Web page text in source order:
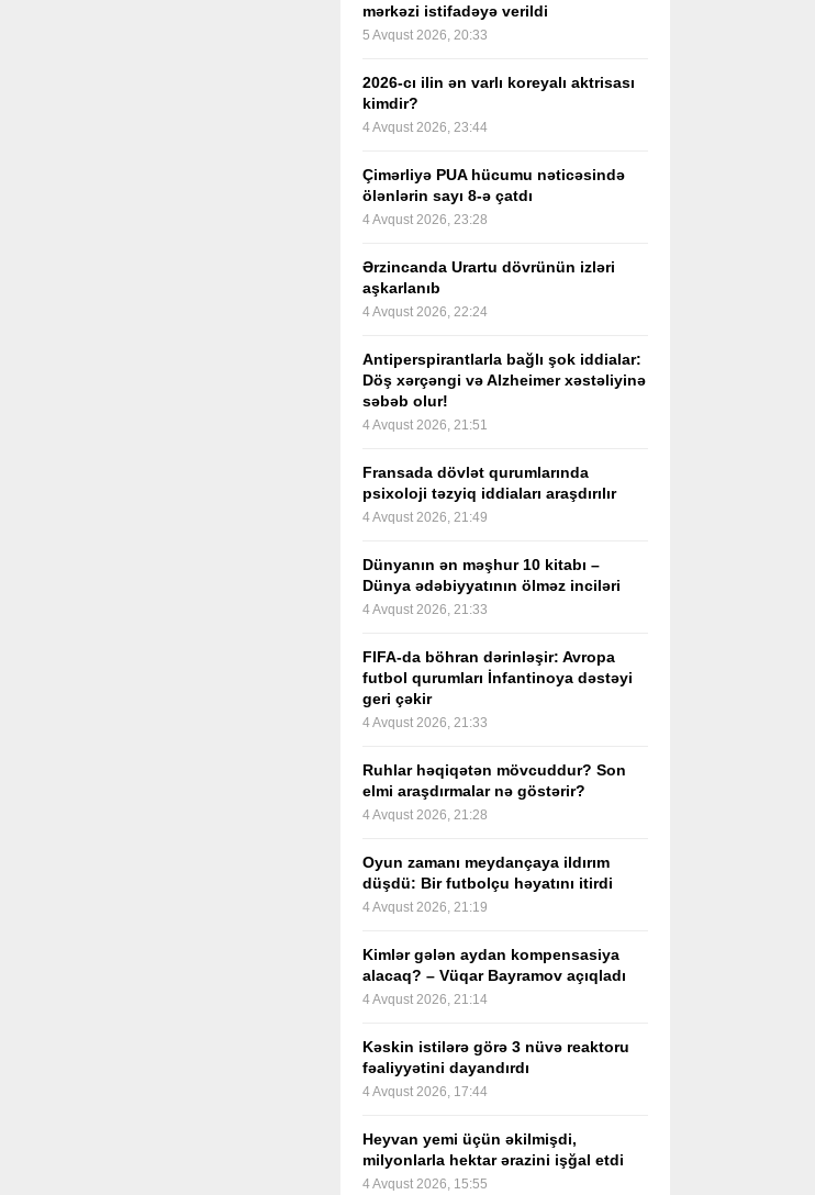
mərkəzi istifadəyə verildi
5 Avqust 2026, 20:33
2026-cı ilin ən varlı koreyalı aktrisası
kimdir?
4 Avqust 2026, 23:44
Çimərliyə PUA hücumu nəticəsində
ölənlərin sayı 8-ə çatdı
4 Avqust 2026, 23:28
Ərzincanda Urartu dövrünün izləri
aşkarlanıb
4 Avqust 2026, 22:24
Antiperspirantlarla bağlı şok iddialar:
Döş xərçəngi və Alzheimer xəstəliyinə
səbəb olur!
4 Avqust 2026, 21:51
Fransada dövlət qurumlarında
psixoloji təzyiq iddiaları araşdırılır
4 Avqust 2026, 21:49
Dünyanın ən məşhur 10 kitabı –
Dünya ədəbiyyatının ölməz inciləri
4 Avqust 2026, 21:33
FIFA-da böhran dərinləşir: Avropa
futbol qurumları İnfantinoya dəstəyi
geri çəkir
4 Avqust 2026, 21:33
Ruhlar həqiqətən mövcuddur? Son
elmi araşdırmalar nə göstərir?
4 Avqust 2026, 21:28
Oyun zamanı meydançaya ildırım
düşdü: Bir futbolçu həyatını itirdi
4 Avqust 2026, 21:19
Kimlər gələn aydan kompensasiya
alacaq? – Vüqar Bayramov açıqladı
4 Avqust 2026, 21:14
Kəskin istilərə görə 3 nüvə reaktoru
fəaliyyətini dayandırdı
4 Avqust 2026, 17:44
Heyvan yemi üçün əkilmişdi,
milyonlarla hektar ərazini işğal etdi
4 Avqust 2026, 15:55